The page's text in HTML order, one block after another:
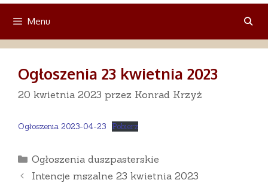
Menu
Ogłoszenia 23 kwietnia 2023
20 kwietnia 2023 przez Konrad Krzyż
Ogłoszenia 2023-04-23 Pobierz
Kategorie
Ogłoszenia duszpasterskie
Intencje mszalne 23 kwietnia 2023